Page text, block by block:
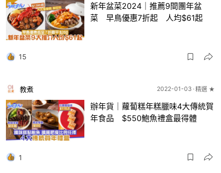
新年盆菜2024｜推薦9間團年盆
菜 早鳥優惠7折起 人均$61起
15
教煮 2022-01-03 精選 ★
辦年貨｜蘿蔔糕年糕臘味4大傳統賀
年食品 $550鮑魚禮盒最得體
1